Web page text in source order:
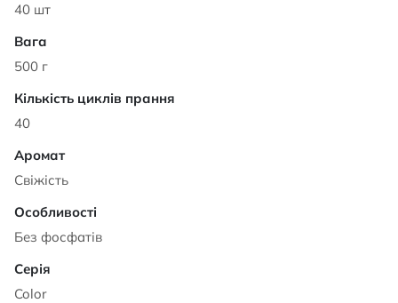
40 шт
500 г
40
Свіжість
Без фосфатів
Color